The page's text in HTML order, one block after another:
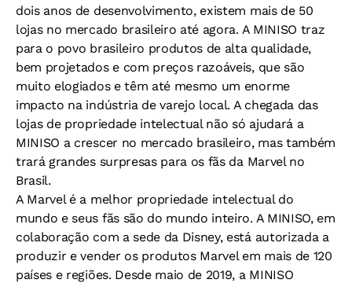
dois anos de desenvolvimento, existem mais de 50
lojas no mercado brasileiro até agora. A MINISO traz
para o povo brasileiro produtos de alta qualidade,
bem projetados e com preços razoáveis, que são
muito elogiados e têm até mesmo um enorme
impacto na indústria de varejo local. A chegada das
lojas de propriedade intelectual não só ajudará a
MINISO a crescer no mercado brasileiro, mas também
trará grandes surpresas para os fãs da Marvel no
Brasil.
A Marvel é a melhor propriedade intelectual do
mundo e seus fãs são do mundo inteiro. A MINISO, em
colaboração com a sede da Disney, está autorizada a
produzir e vender os produtos Marvel em mais de 120
países e regiões. Desde maio de 2019, a MINISO